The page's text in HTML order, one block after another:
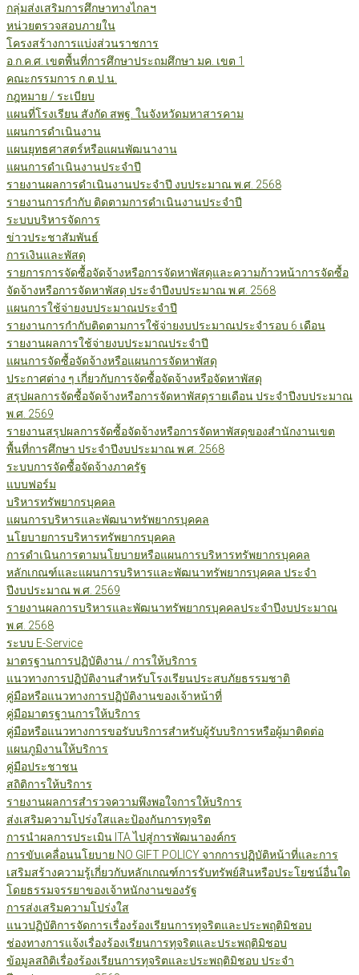
กลุ่มส่งเสริมการศึกษาทางไกลฯ
หน่วยตรวจสอบภายใน
โครงสร้างการแบ่งส่วนราชการ
อ.ก.ค.ศ. เขตพื้นที่การศึกษาประถมศึกษา มค. เขต 1
คณะกรรมการ ก.ต.ป.น.
กฎหมาย / ระเบียบ
แผนที่โรงเรียน สังกัด สพฐ. ในจังหวัดมหาสารคาม
แผนการดำเนินงาน
แผนยุทธศาสตร์หรือแผนพัฒนางาน
แผนการดำเนินงานประจำปี
รายงานผลการดำเนินงานประจำปี งบประมาณ พ.ศ. 2568
รายงานการกำกับ ติดตามการดำเนินงานประจำปี
ระบบบริหารจัดการ
ข่าวประชาสัมพันธ์
การเงินและพัสดุ
รายการการจัดซื้อจัดจ้างหรือการจัดหาพัสดุและความก้าวหน้าการจัดซื้อ
จัดจ้างหรือการจัดหาพัสดุ ประจำปีงบประมาณ พ.ศ. 2568
แผนการใช้จ่ายงบประมาณประจำปี
รายงานการกำกับติดตามการใช้จ่ายงบประมาณประจำรอบ 6 เดือน
รายงานผลการใช้จ่ายงบประมาณประจำปี
แผนการจัดซื้อจัดจ้างหรือแผนการจัดหาพัสดุ
ประกาศต่าง ๆ เกี่ยวกับการจัดซื้อจัดจ้างหรือจัดหาพัสดุ
สรุปผลการจัดซื้อจัดจ้างหรือการจัดหาพัสดุรายเดือน ประจำปีงบประมาณ
พ.ศ. 2569
รายงานสรุปผลการจัดซื้อจัดจ้างหรือการจัดหาพัสดุของสำนักงานเขต
พื้นที่การศึกษา ประจำปีงบประมาณ พ.ศ. 2568
ระบบการจัดซื้อจัดจ้างภาครัฐ
แบบฟอร์ม
บริหารทรัพยากรบุคคล
แผนการบริหารและพัฒนาทรัพยากรบุคคล
นโยบายการบริหารทรัพยากรบุคคล
การดำเนินการตามนโยบายหรือแผนการบริหารทรัพยากรบุคคล
หลักเกณฑ์และแผนการบริหารและพัฒนาทรัพยากรบุคคล ประจำ
ปีงบประมาณ พ.ศ. 2569
รายงานผลการบริหารและพัฒนาทรัพยากรบุคคลประจำปีงบประมาณ
พ.ศ. 2568
ระบบ E-Service
มาตรฐานการปฏิบัติงาน / การให้บริการ
แนวทางการปฏิบัติงานสำหรับโรงเรียนประสบภัยธรรมชาติ
คู่มือหรือแนวทางการปฏิบัติงานของเจ้าหน้าที่
คู่มือมาตรฐานการให้บริการ
คู่มือหรือแนวทางการขอรับบริการสำหรับผู้รับบริการหรือผู้มาติดต่อ
แผนภูมิงานให้บริการ
คู่มือประชาชน
สถิติการให้บริการ
รายงานผลการสำรวจความพึงพอใจการให้บริการ
ส่งเสริมความโปร่งใสและป้องกันการทุจริต
การนำผลการประเมิน ITA ไปสู่การพัฒนาองค์กร
การขับเคลื่อนนโยบาย NO GIFT POLICY จากการปฏิบัติหน้าที่และการ
เสริมสร้างความรู้เกี่ยวกับหลักเกณฑ์การรับทรัพย์สินหรือประโยชน์อื่นใด
โดยธรรมจรรยาของเจ้าหนักงานของรัฐ
การส่งเสริมความโปร่งใส
แนวปฏิบัติการจัดการเรื่องร้องเรียนการทุจริตและประพฤติมิชอบ
ช่องทางการแจ้งเรื่องร้องเรียนการทุจริตและประพฤติมิชอบ
ข้อมูลสถิติเรื่องร้องเรียนการทุจริตและประพฤติมิชอบ ประจำ